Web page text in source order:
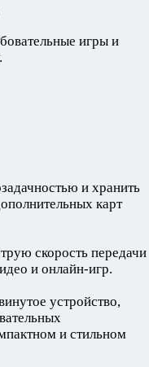
игры и
и хранить
карт
скорость передачи
и онлайн-игр.
устройство,
и стильном